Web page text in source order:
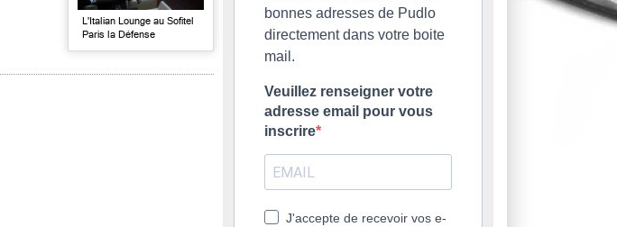
L'Italian Lounge au Sofitel
Paris la Défense
bonnes adresses de Pudlo
directement dans votre boite
mail.
Veuillez renseigner votre
adresse email pour vous
inscrire
J'accepte de recevoir vos e-